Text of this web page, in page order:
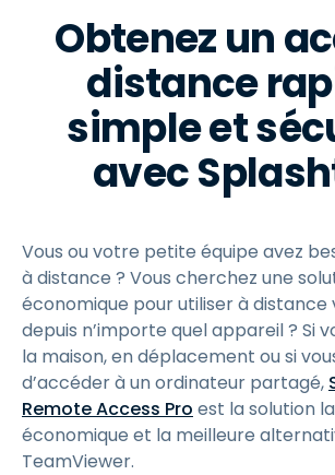
Obtenez un
distance
simple et
avec
Vous ou votre petite équipe avez
à distance ? Vous cherchez une
économique pour utiliser à distance
depuis n’importe quel appareil ? Si
la maison, en déplacement ou si
d’accéder à un ordinateur partagé,
Remote Access Pro est la solution
économique et la meilleure
TeamViewer.